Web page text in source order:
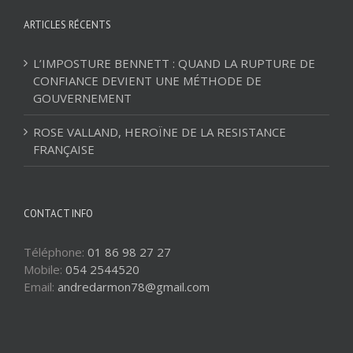
ARTICLES RÉCENTS
L’IMPOSTURE BENNETT : QUAND LA RUPTURE DE
CONFIANCE DEVIENT UNE MÉTHODE DE
GOUVERNEMENT
ROSE VALLAND, HEROÏNE DE LA RESISTANCE
FRANÇAISE
CONTACT INFO
Téléphone: 01 86 98 27 27
Mobile: 054 2544520
Email: andredarmon78@gmail.com